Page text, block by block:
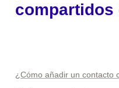
compartidos
¿Cómo añadir un contacto